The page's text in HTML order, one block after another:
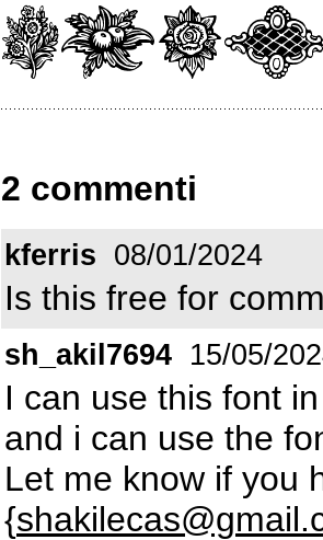
2 commenti
kferris 08/01/2024
Is this free for
sh_akil7694 15/05/
I can use this font
and i can use the
Let me know if you
{